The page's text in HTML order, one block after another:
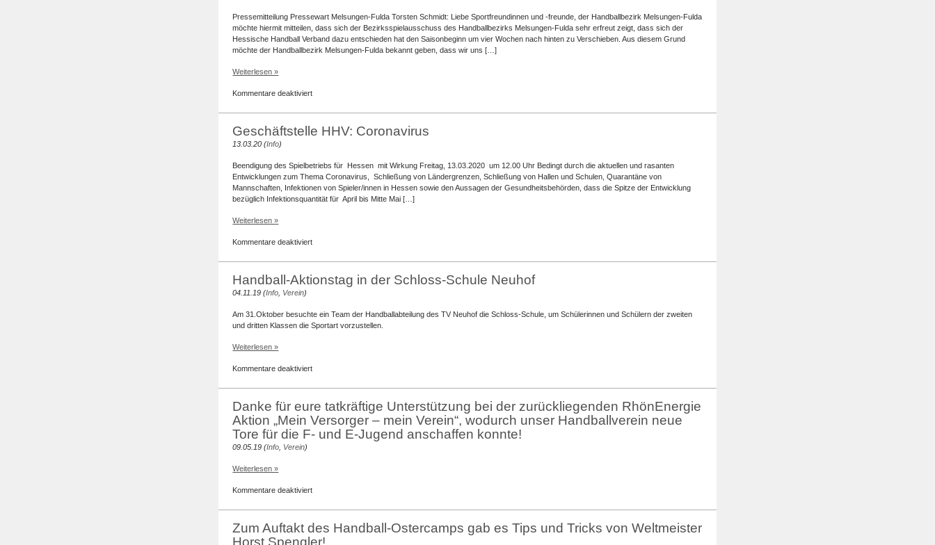
Pressemitteilung Pressewart Melsungen-Fulda Torsten Schmidt: Liebe Sportfreundinnen und -freunde, der Handballbezirk Melsungen-Fulda
möchte hiermit mitteilen, dass sich der Bezirksspielausschuss des Handballbezirks Melsungen-Fulda sehr erfreut zeigt, dass sich der
Hessische Handball Verband dazu entschieden hat den Saisonbeginn um vier Wochen nach hinten zu Verschieben. Aus diesem Grund
möchte der Handballbezirk Melsungen-Fulda bekannt geben, dass wir uns […]
Weiterlesen »
Kommentare deaktiviertfür
auf
Oktober
verschoben
Geschäftstelle HHV: Coronavirus
13.03.20 (Info)
Beendigung des Spielbetriebs für Hessen mit Wirkung Freitag, 13.03.2020 um 12.00 Uhr Bedingt durch die aktuellen und rasanten
Entwicklungen zum Thema Coronavirus, Schließung von Ländergrenzen, Schließung von Hallen und Schulen, Quarantäne von
Mannschaften, Infektionen von Spieler/innen in Hessen sowie den Aussagen der Gesundheitsbehörden, dass die Spitze der Entwicklung
bezüglich Infektionsquantität für April bis Mitte Mai […]
Weiterlesen »
Kommentare deaktiviertfür
HHV:
Coronavirus
Handball-Aktionstag in der Schloss-Schule Neuhof
04.11.19 (Info Verein)
Am 31.Oktober besuchte ein Team der Handballabteilung des TV Neuhof die Schloss-Schule, um Schülerinnen und Schülern der zweiten
und dritten Klassen die Sportart vorzustellen.
Weiterlesen »
Kommentare deaktiviertfür
Aktionstag
der
Schloss-
Schule
Danke für eure tatkräftige Unterstützung bei der zurückliegenden RhönEnergie
Aktion „Mein Versorger – mein Verein“, wodurch unser Handballverein neue
Tore für die F- und E-Jugend anschaffen konnte!
09.05.19 (Info Verein)
Weiterlesen »
Kommentare deaktiviertfür
für
eure
tatkräftige
Zum Auftakt des Handball-Ostercamps gab es Tips und Tricks von Weltmeister
Horst Spengler!